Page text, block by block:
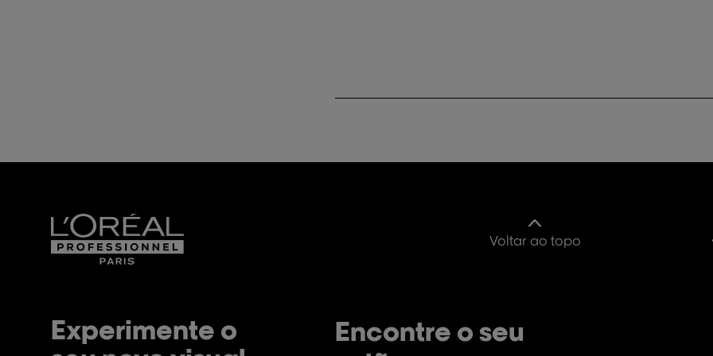
Voltar ao topo
Experimente o
Encontre o seu